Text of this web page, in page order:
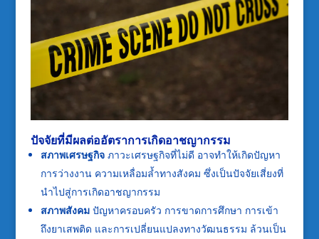
ปัจจัยที่มีผลต่ออัตราการเกิดอาชญากรรม
สภาพเศรษฐกิจภาวะเศรษฐกิจที่ไม่ดี อาจทำให้เกิดปัญหา
การว่างงาน ความเหลื่อมล้ำทางสังคม ซึ่งเป็นปัจจัยเสี่ยงที่
นำไปสู่การเกิดอาชญากรรม
สภาพสังคมปัญหาครอบครัว การขาดการศึกษา การเข้า
ถึงยาเสพติด และการเปลี่ยนแปลงทางวัฒนธรรม ล้วนเป็น